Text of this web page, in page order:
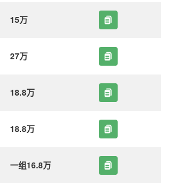
15万
27万
18.8万
18.8万
一组16.8万